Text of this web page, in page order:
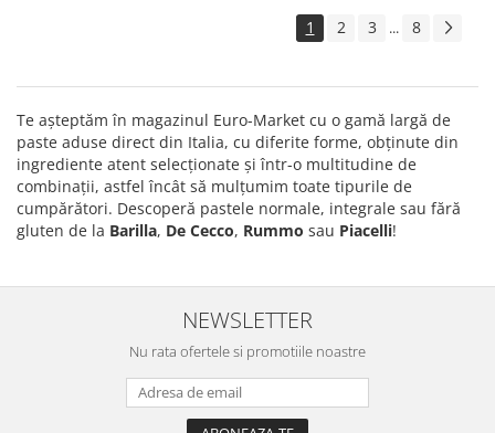
1 2 3 ... 8
Te aşteptăm în magazinul Euro-Market cu o gamă largă de
paste aduse direct din Italia, cu diferite forme, obţinute din
ingrediente atent selecţionate şi într-o multitudine de
combinaţii, astfel încât să mulţumim toate tipurile de
cumpărători. Descoperă pastele normale, integrale sau fără
gluten de la Barilla, De Cecco, Rummo sau Piacelli!
NEWSLETTER
Nu rata ofertele si promotiile noastre